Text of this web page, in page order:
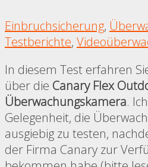
Einbruchsicherung,
Testberichte,
In diesem Test erfahren
über die Canary Flex
Überwachungskamera.
Gelegenheit, die
ausgiebig zu testen,
der Firma Canary zur